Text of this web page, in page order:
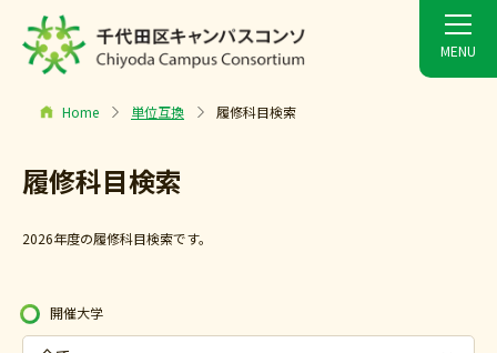
Home 単位互換 履修科目検索
履修科目検索
2026年度の履修科目検索です。
開催大学